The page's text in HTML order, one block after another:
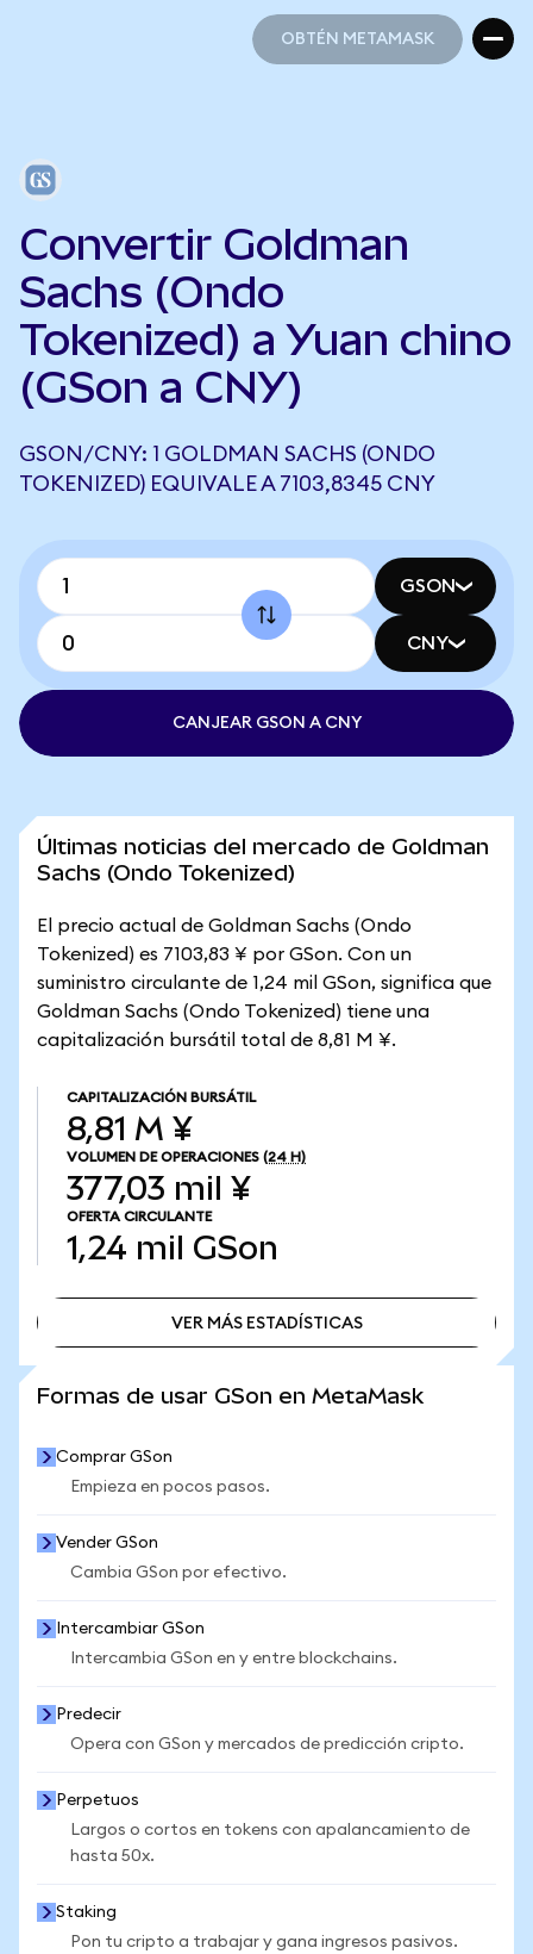
OBTÉN METAMASK
Convertir Goldman
Sachs (Ondo
Tokenized) a Yuan chino
(GSon a CNY)
GSON/CNY: 1 GOLDMAN SACHS (ONDO
TOKENIZED) EQUIVALE A 7103,8345 CNY
GSON
CNY
CANJEAR GSON A CNY
Últimas noticias del mercado de Goldman
Sachs (Ondo Tokenized)
El precio actual de Goldman Sachs (Ondo
Tokenized) es 7103,83 ¥ por GSon. Con un
suministro circulante de 1,24 mil GSon, significa que
Goldman Sachs (Ondo Tokenized) tiene una
capitalización bursátil total de 8,81 M ¥.
CAPITALIZACIÓN BURSÁTIL
8,81 M ¥
VOLUMEN DE OPERACIONES (24 H)
377,03 mil ¥
OFERTA CIRCULANTE
1,24 mil GSon
VER MÁS ESTADÍSTICAS
Formas de usar GSon en MetaMask
Comprar GSon
Empieza en pocos pasos.
Vender GSon
Cambia GSon por efectivo.
Intercambiar GSon
Intercambia GSon en y entre blockchains.
Predecir
Opera con GSon y mercados de predicción cripto.
Perpetuos
Largos o cortos en tokens con apalancamiento de
hasta 50x.
Staking
Pon tu cripto a trabajar y gana ingresos pasivos.